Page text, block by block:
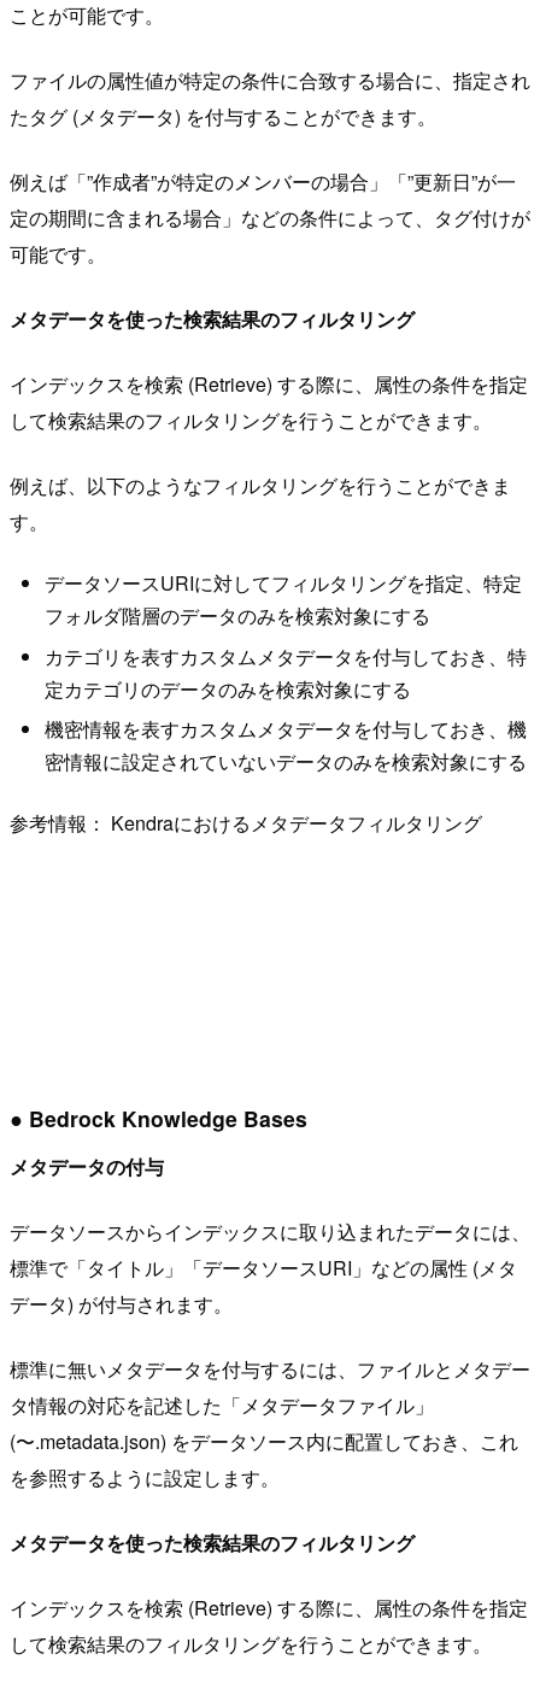
ことが可能です。
ファイルの属性値が特定の条件に合致する場合に、指定され
たタグ (メタデータ) を付与することができます。
例えば「”作成者”が特定のメンバーの場合」「”更新日”が一
定の期間に含まれる場合」などの条件によって、タグ付けが
可能です。
メタデータを使った検索結果のフィルタリング
インデックスを検索 (Retrieve) する際に、属性の条件を指定
して検索結果のフィルタリングを行うことができます。
例えば、以下のようなフィルタリングを行うことができま
す。
データソースURIに対してフィルタリングを指定、特定
フォルダ階層のデータのみを検索対象にする
カテゴリを表すカスタムメタデータを付与しておき、特
定カテゴリのデータのみを検索対象にする
機密情報を表すカスタムメタデータを付与しておき、機
密情報に設定されていないデータのみを検索対象にする
参考情報： Kendraにおけるメタデータフィルタリング
● Bedrock Knowledge Bases
メタデータの付与
データソースからインデックスに取り込まれたデータには、
標準で「タイトル」「データソースURI」などの属性 (メタ
データ) が付与されます。
標準に無いメタデータを付与するには、ファイルとメタデー
タ情報の対応を記述した「メタデータファイル」
(〜.metadata.json) をデータソース内に配置しておき、これ
を参照するように設定します。
メタデータを使った検索結果のフィルタリング
インデックスを検索 (Retrieve) する際に、属性の条件を指定
して検索結果のフィルタリングを行うことができます。